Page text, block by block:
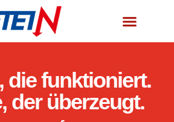
die funktioniert.
der überzeugt.